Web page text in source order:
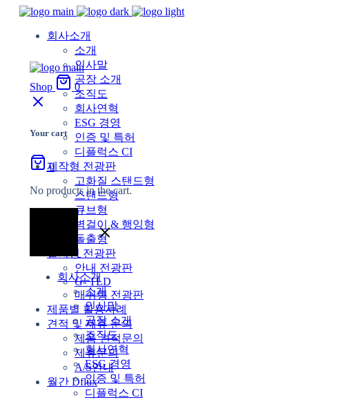
회사소개
소개
인사말
공장 소개
조직도
회사연혁
ESG 경영
인증 및 특허
디플럭스 CI
제작형 전광판
고화질 스탠드형
스탠드형
큐브형
벽걸이 & 행잉형
돌출형
설치형 전광판
안내 전광판
G- TLD
매쉬형 전광판
제품별 활용사례
견적 및 제휴 문의
제품 견적문의
제휴문의
A/S안내
월간 Dflux
Shop 0
Your cart
0
No products in the cart.
회사소개
소개
인사말
공장 소개
조직도
회사연혁
ESG 경영
인증 및 특허
디플럭스 CI